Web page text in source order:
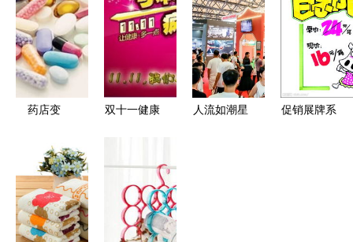
如何选择经
营范围？
省钱
日用百货新
选择
盛大开幕，
品牌云集共
筑行业新篇
药店变
日用品销售
资质存疑，
套刷医保乱
象何解？
双十一健康
惊喜购物季
人流如潮星
促销展牌系